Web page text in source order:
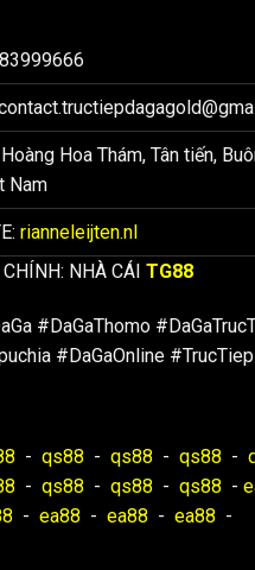
Hoa Thám, Tân tiến,
Nam
rianneleijten.nl
NHÀ CÁI TG88
#DaGaThomo
#DaGaOnline
- qs88 - qs88 - qs88 -
- qs88 - qs88 - qs88 -
- ea88 - ea88 - ea88 -